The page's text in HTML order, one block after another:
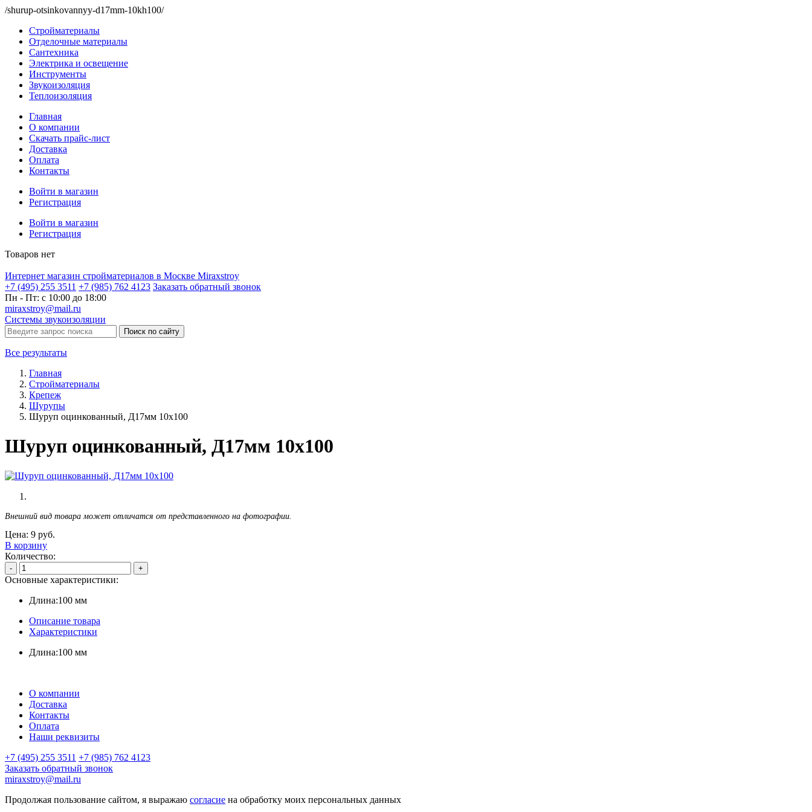
/shurup-otsinkovannyy-d17mm-10kh100/
Стройматериалы
Отделочные материалы
Сантехника
Электрика и освещение
Инструменты
Звукоизоляция
Теплоизоляция
Главная
О компании
Скачать прайс-лист
Доставка
Оплата
Контакты
Войти в магазин
Регистрация
Войти в магазин
Регистрация
Товаров нет
Интернет магазин стройматериалов в Москве Miraxstroy
+7 (495) 255 3511 +7 (985) 762 4123 Заказать обратный звонок
Пн - Пт: с 10:00 до 18:00
miraxstroy@mail.ru
Системы звукоизоляции
Поиск по сайту
Все результаты
Главная
Стройматериалы
Крепеж
Шурупы
Шуруп оцинкованный, Д17мм 10х100
Шуруп оцинкованный, Д17мм 10х100
Внешний вид товара может отличатся от представленного на фотографии.
Цена: 9 руб.
В корзину
Количество:
- +
Основные характеристики:
Длина:100 мм
Описание товара
Характеристики
Длина:100 мм
О компании
Доставка
Контакты
Оплата
Наши реквизиты
+7 (495) 255 3511 +7 (985) 762 4123
Заказать обратный звонок
miraxstroy@mail.ru
Продолжая пользование сайтом, я выражаю согласие на обработку моих персональных данных